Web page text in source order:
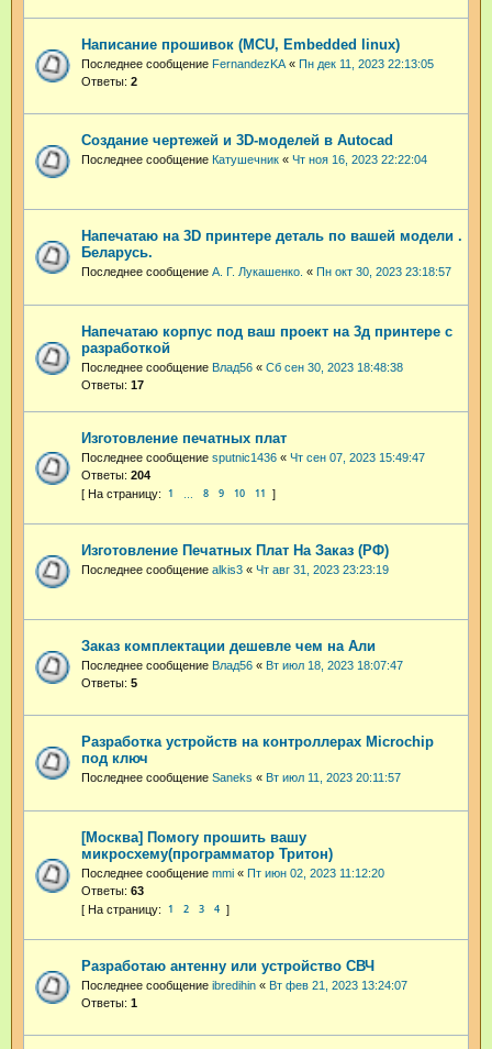
Написание прошивок (MCU, Embedded linux)
Последнее сообщение FernandezKA« Пн дек 11, 2023 22:13:05
Ответы: 2
Создание чертежей и 3D-моделей в Autocad
Последнее сообщение Катушечник « Чт ноя 16, 2023 22:22:04
Напечатаю на 3D принтере деталь по вашей модели .
Беларусь.
Последнее сообщение А. Г. Лукашенко. « Пн окт 30, 2023 23:18:57
Напечатаю корпус под ваш проект на 3д принтере с
разработкой
Последнее сообщение Влад56 « Сб сен 30, 2023 18:48:38
Ответы: 17
Изготовление печатных плат
Последнее сообщение sputnic1436 « Чт сен 07, 2023 15:49:47
Ответы: 204
1 8 9 10 11
Изготовление Печатных Плат На Заказ (РФ)
Последнее сообщение alkis3 « Чт авг 31, 2023 23:23:19
Заказ комплектации дешевле чем на Али
Последнее сообщение Влад56 « Вт июл 18, 2023 18:07:47
Ответы: 5
Разработка устройств на контроллерах Microchip
под ключ
Последнее сообщение Saneks « Вт июл 11, 2023 20:11:57
[Москва] Помогу прошить вашу
микросхему(программатор Тритон)
Последнее сообщение mmi « Пт июн 02, 2023 11:12:20
Ответы: 63
1 2 3 4
Разработаю антенну или устройство СВЧ
Последнее сообщение ibredihin « Вт фев 21, 2023 13:24:07
Ответы: 1